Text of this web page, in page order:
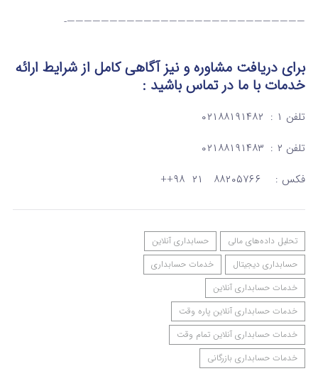
————————————————————————————-
برای دریافت مشاوره و نیز آگاهی کامل از شرایط ارائه
خدماتبا ما در تماسباشید :
تلفن ۱ : ۰۲۱۸۸۱۹۱۴۸۲
تلفن ۲ : ۰۲۱۸۸۱۹۱۴۸۳
فکس : ۸۸۲۰۵۷۶۶ ۲۱ ۹۸++
تحلیل داده‌های مالی
حسابداری آنلاین
حسابداری دیجیتال
خدمات حسابداری
خدمات حسابداری آنلاین
خدمات حسابداری آنلاین پاره وقت
خدمات حسابداری آنلاین تمام وقت
خدمات حسابداری بازرگانی